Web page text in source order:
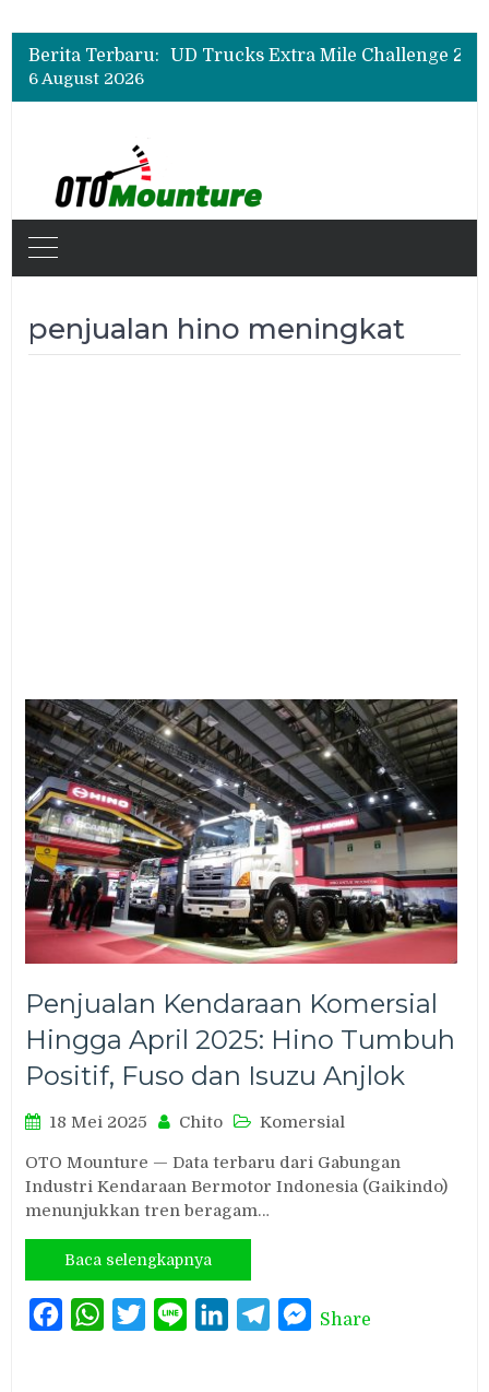
Berita Terbaru:
6 August 2026
penjualan hino meningkat
Penjualan Kendaraan Komersial
Hingga April 2025: Hino Tumbuh
Positif, Fuso dan Isuzu Anjlok
18 Mei 2025 Chito Komersial
OTO Mounture — Data terbaru dari Gabungan
Industri Kendaraan Bermotor Indonesia (Gaikindo)
menunjukkan tren beragam…
Baca selengkapnya
FacebookWhatsAppTwitterLine LinkedInTelegramMessenger
Share